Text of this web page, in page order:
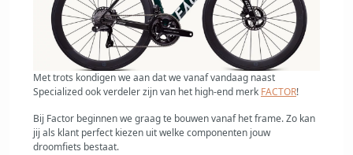
Met trots kondigen we aan dat we vanaf vandaag naast
Specialized ook verdeler zijn van het high-end merk FACTOR!
Bij Factor beginnen we graag te bouwen vanaf het frame. Zo kan
jij als klant perfect kiezen uit welke componenten jouw
droomfiets bestaat.